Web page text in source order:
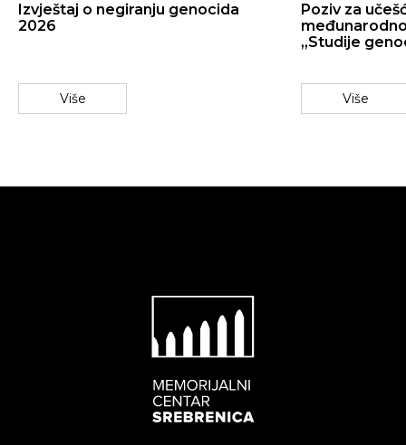
Izvještaj o negiranju genocida
2026
Više
Poziv za
„Studije
Više